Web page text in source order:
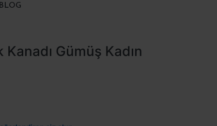
BLOG
Kanadı Gümüş Kadın
Hepsini kabul et